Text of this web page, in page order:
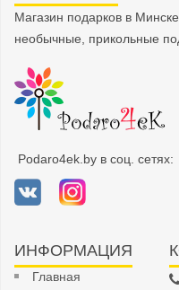
Магазин подарков в
необычные, прикольные
Podaro4ek.by в соц. сетях:
ИНФОРМАЦИЯ
Главная